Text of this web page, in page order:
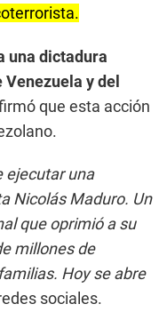
una dictadura
y del
que esta acción
ejecutar una
Nicolás Maduro. Un
que oprimió a su
millones de
Hoy se abre
sociales.